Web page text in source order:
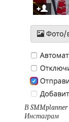
В
Инстаграм